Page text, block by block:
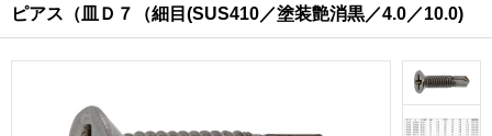
ピアス（皿Ｄ７（細目(SUS410／塗装艶消黒／4.0／10.0)